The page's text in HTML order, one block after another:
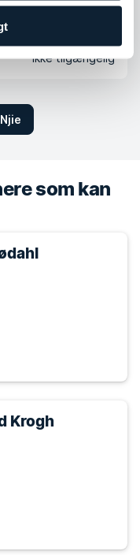
12:00 - 20:00
Ikke tilgængelig
som kan
Krogh